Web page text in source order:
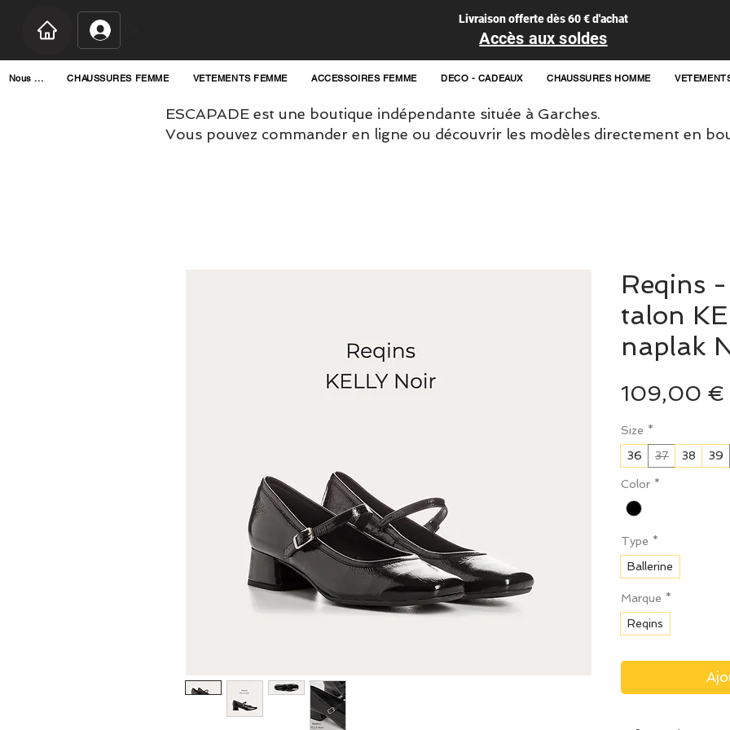
Livraison offerte dès 60 € d'achat
Accès aux soldes
Nous ... CHAUSSURES FEMME VETEMENTS FEMME ACCESSOIRES FEMME DECO - CADEAUX CHAUSSURES HOMME
ESCAPADE est une boutique indépendante située à Garches.
Vous pouvez commander en ligne ou découvrir les modèles directement en
Reqins
talon
naplak
109,00 €
Size *
36
37 38 39
Color *
Type *
Ballerine
Marque *
Reqins